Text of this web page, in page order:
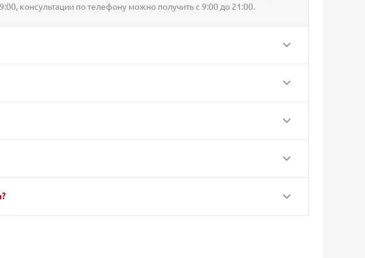
консультации по телефону можно получить с 9:00 до 21:00.